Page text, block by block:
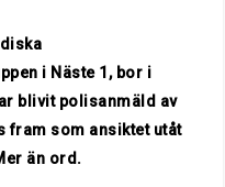
i Näste 1, bor i
blivit polisanmäld av
fram som ansiktet utåt
än ord.